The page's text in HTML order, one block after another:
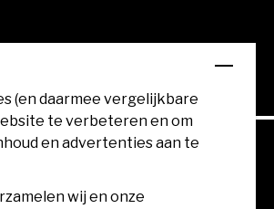
(en daarmee vergelijkbare
te verbeteren en om
en advertenties aan te
wij en onze